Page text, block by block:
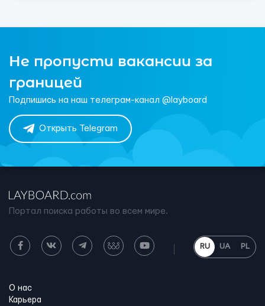
Не пропусти вакансии за
границей
Подпишись на наш телеграм-канал @layboard
Открыть Telegram
Портал поиска работы во всем мире.
RU UA PL
О нас
Карьера